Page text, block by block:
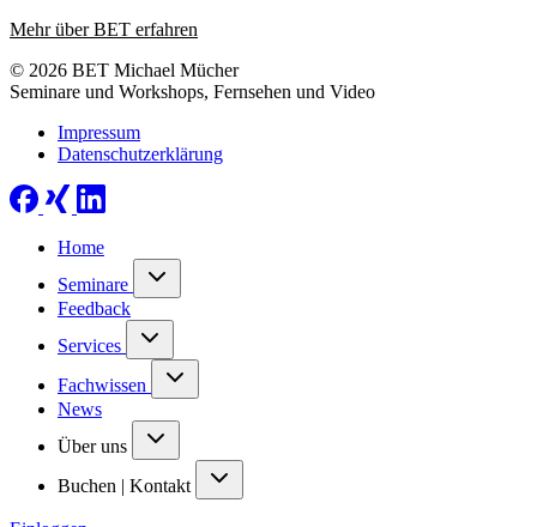
Mehr über BET erfahren
© 2026 BET Michael Mücher
Seminare und Workshops, Fernsehen und Video
Impressum
Datenschutzerklärung
Home
Seminare
Feedback
Services
Fachwissen
News
Über uns
Buchen | Kontakt